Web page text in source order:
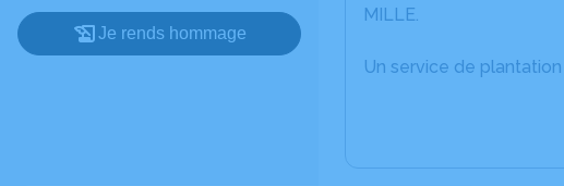
Je rends hommage
MILLE.
Un service de